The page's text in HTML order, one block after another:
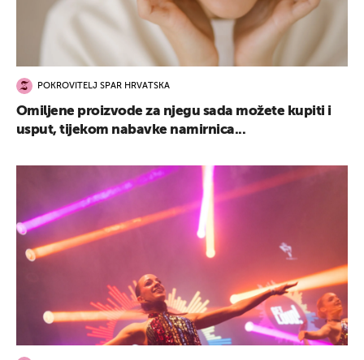
POKROVITELJ SPAR HRVATSKA
Omiljene proizvode za njegu sada možete kupiti i
usput, tijekom nabavke namirnica...